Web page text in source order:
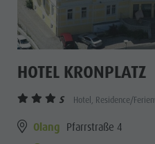
HOTEL KRONPLATZ
S Hotel, Residence/
Olang Pfarrstraße 4